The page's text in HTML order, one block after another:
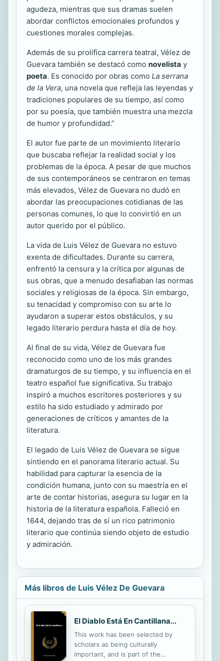
agudeza, mientras que sus dramas suelen
abordar conflictos emocionales profundos y
cuestiones morales complejas.
Además de su prolífica carrera teatral, Vélez de
Guevara también se destacó como novelista y
poeta. Es conocido por obras como La serrana
de la Vera, una novela que refleja las leyendas y
tradiciones populares de su tiempo, así como
por su poesía, que también muestra una mezcla
de humor y profundidad.”
El autor fue parte de un movimiento literario
que buscaba reflejar la realidad social y los
problemas de la época. A pesar de que muchos
de sus contemporáneos se centraron en temas
más elevados, Vélez de Guevara no dudó en
abordar las preocupaciones cotidianas de las
personas comunes, lo que lo convirtió en un
autor querido por el público.
La vida de Luis Vélez de Guevara no estuvo
exenta de dificultades. Durante su carrera,
enfrentó la censura y la crítica por algunas de
sus obras, que a menudo desafiaban las normas
sociales y religiosas de la época. Sin embargo,
su tenacidad y compromiso con su arte lo
ayudaron a superar estos obstáculos, y su
legado literario perdura hasta el día de hoy.
Al final de su vida, Vélez de Guevara fue
reconocido como uno de los más grandes
dramaturgos de su tiempo, y su influencia en el
teatro español fue significativa. Su trabajo
inspiró a muchos escritores posteriores y su
estilo ha sido estudiado y admirado por
generaciones de críticos y amantes de la
literatura.
El legado de Luis Vélez de Guevara se sigue
sintiendo en el panorama literario actual. Su
habilidad para capturar la esencia de la
condición humana, junto con su maestría en el
arte de contar historias, asegura su lugar en la
historia de la literatura española. Falleció en
1644, dejando tras de sí un rico patrimonio
literario que continúa siendo objeto de estudio
y admiración.
Más libros de Luis Vélez De Guevara
El Diablo Está En Cantillana...
This work has been selected by
scholars as being culturally
important, and is part of the